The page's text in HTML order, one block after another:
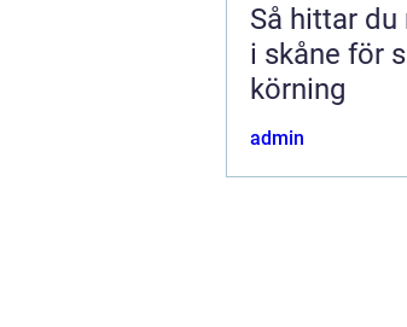
Så hittar
i skåne för
körning
admin